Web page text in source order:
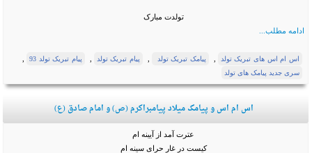
تولدت مبارک
ادامه مطلب...
اس ام اس های تبریک تولد پیامک تبریک تولد پیام تبریک تولد پیام تبریک تولد 93
سری جدید پیامک های تولد
اس ام اس و پیامک میلاد پیامبراکرم (ص) و امام صادق (ع)
عترت آمد از آیینه ام
کیست در غار حرای سینه ام